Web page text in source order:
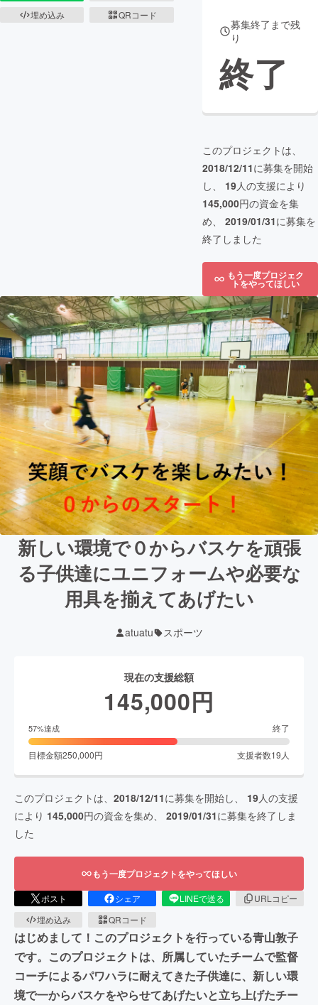
埋め込み
QRコード
募集終了まで残
り
終了
このプロジェクトは、
2018/12/11に募集を開始
し、 19人の支援により
145,000円の資金を集
め、 2019/01/31に募集を
終了しました
もう一度プロジェク
トをやってほしい
新しい環境で０からバスケを頑張
る子供達にユニフォームや必要な
用具を揃えてあげたい
atuatu スポーツ
現在の支援総額
145,000円
57%達成 終了
目標金額250,000円 支援者数19 人
このプロジェクトは、 2018/12/11に募集を開始し、 19人の支援
により 145,000円の資金を集め、 2019/01/31に募集を終了しま
した
もう一度プロジェクトをやってほしい
ポスト シェア LINEで送る
URLコピー
埋め込み
QRコード
はじめまして！このプロジェクトを行っている青山敦子
です。このプロジェクトは、所属していたチームで監督
コーチによるパワハラに耐えてきた子供達に、新しい環
境で一からバスケをやらせてあげたいと立ち上げたチー